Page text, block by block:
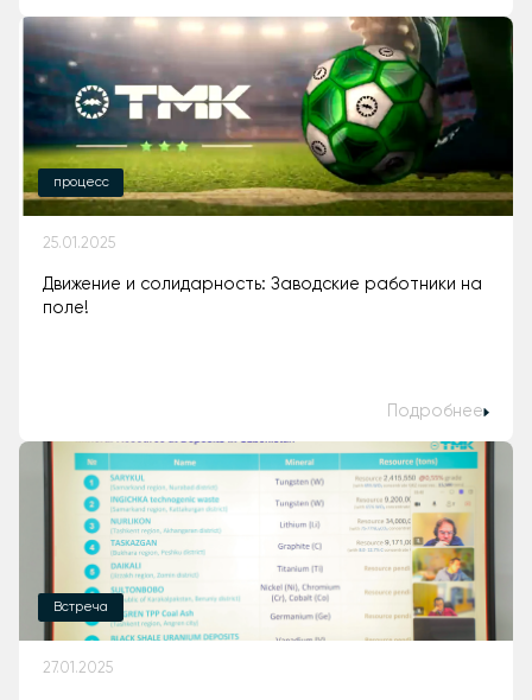
процесс
25.01.2025
Движение и солидарность: Заводские работники на
поле!
Подробнее
Встреча
27.01.2025